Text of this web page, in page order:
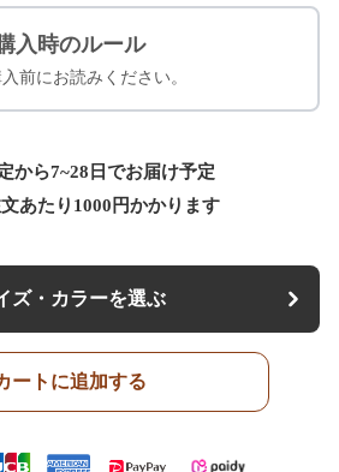
入時のルール
前にお読みください。
から7~28日でお届け予定
あたり 1000 円かかります
ズ・カラーを選ぶ
ートに追加する